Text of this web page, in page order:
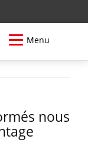
Menu
nous